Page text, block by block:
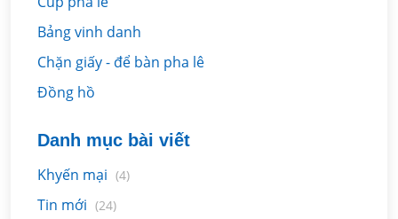
Bảng vinh danh
Chặn giấy - để bàn pha lê
Đồng hồ
Danh mục bài viết
Khyến mại (4)
Tin mới (24)